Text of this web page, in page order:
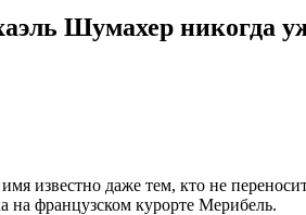
Шумахер никогда
имя известно даже тем, кто не
французском курорте Мерибель.